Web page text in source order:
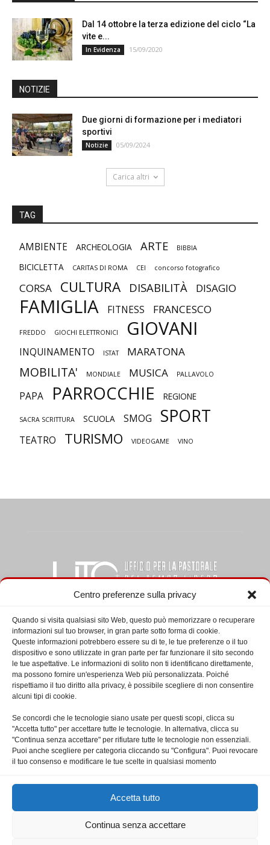
Centro preferenze sulla privacy
Quando si visita qualsiasi sito Web, questo può memorizzare o recuperare
informazioni sul tuo browser, in gran parte sotto forma di cookie.
Queste informazioni potrebbero essere su di te, le tue preferenze o il tuo
dispositivo e sono utilizzate in gran parte per far funzionare il sito secondo
le tue aspettative. Le informazioni di solito non ti identificano direttamente,
ma possono fornire un'esperienza Web più personalizzata. Poiché
rispettiamo il tuo diritto alla privacy, è possibile scegliere di non consentire
alcuni tipi di cookie.
Se concordi che le tecnologie siano usate per questi scopi, clicca su
"Accetta tutto" per accettare tutte le tecnologie. In alternativa, clicca su
"Continua senza accettare" per rifiutare tutte le tecnologie non essenziali.
Puoi anche scegliere per categoria cliccando su "Configura". Puoi revocare
il tuo consenso e modificare le tue scelte in qualsiasi momento
Accetta tutto
Continua senza accettare
Dal 14 ottobre la terza edizione del ciclo “La
vite e...
In Evidenza 15/09/2020
NOTIZIE
Due giorni di formazione per i mediatori
sportivi
Notizie 05/09/2024
Carica altri
TAG
AMBIENTE ARCHEOLOGIA ARTE BIBBIA
BICICLETTA CARITAS DI ROMA CEI concorso fotografico
CORSA CULTURA DISABILITÀ DISAGIO
FAMIGLIA FITNESS FRANCESCO
FREDDO GIOCHI ELETTRONICI GIOVANI
INQUINAMENTO ISTAT MARATONA
MOBILITA' MONDIALE MUSICA PALLAVOLO
PAPA PARROCCHIE REGIONE
SACRA SCRITTURA SCUOLA SMOG SPORT
TEATRO TURISMO VIDEOGAME VINO
CHI SIAMO
L’Ufficio per la pastorale del tempo libero, del turismo e dello
sport del Vicariato di Roma riprende le proprie attività dal
primo marzo 2018. Direttore è don Francesco Indelicato,
Contattaci: uts@diocesidiroma.it